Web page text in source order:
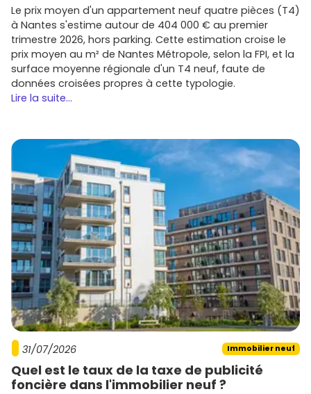
Le prix moyen d'un appartement neuf quatre pièces (T4)
à Nantes s'estime autour de 404 000 € au premier
trimestre 2026, hors parking. Cette estimation croise le
prix moyen au m² de Nantes Métropole, selon la FPI, et la
surface moyenne régionale d'un T4 neuf, faute de
données croisées propres à cette typologie.
Lire la suite...
31/07/2026 Immobilier neuf
Quel est le taux de la taxe de publicité
foncière dans l'immobilier neuf ?